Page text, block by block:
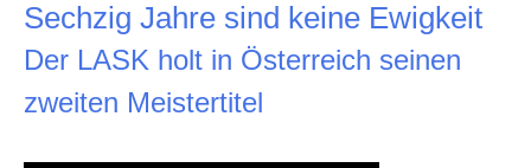
Sechzig Jahre sind keine Ewigkeit
Der LASK holt in Österreich seinen
zweiten Meistertitel